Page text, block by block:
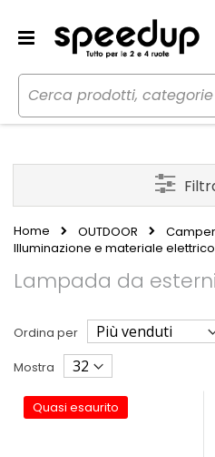
Home OUTDOOR
Camper
Illuminazione e materiale elettrico
Lampada da esterni
Ordina per
Mostra
Quasi esaurito